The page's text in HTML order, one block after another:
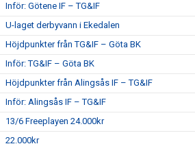
Inför: Götene IF – TG&IF
U-laget derbyvann i Ekedalen
Höjdpunkter från TG&IF – Göta BK
Inför: TG&IF – Göta BK
Höjdpunkter från Alingsås IF – TG&IF
Inför: Alingsås IF – TG&IF
13/6 Freeplayen 24.000kr
22.000kr